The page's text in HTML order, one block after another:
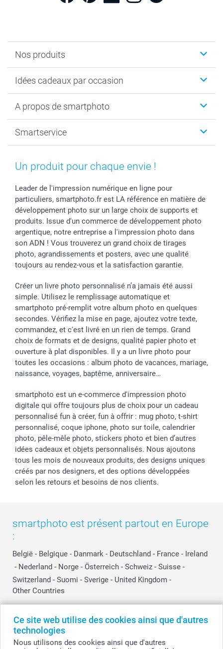
Ce site web utilise des cookies ainsi que d'autres
technologies
Nous utilisons des cookies ainsi que d'autres
Nos produits
Calendrier photo & Agenda photo
Tirage photo & agrandissement
Faire-part & Cartes
Coques smartphone
Stickers & Etiquettes
Cadres photo & accessoires déco
Dénicheur d'idées cadeau
Idées cadeaux par occasion
Anniversaire
Naissance & baptême
Fête des Mères
Fête des Pères
Communion
Baptême
Toussaint
Rentrée des classes
Saint-Valentin
Vacances
A propos de smartphoto
Plan du site
Droit de rétraction
Plaintes
Vie privée
Gestion des cookies
Tarifs
Partenariats & Influence
Investisseurs
Smartservice
Aide
smartbonus
smartfriends
Livraison
Modes de paiement
Grandes quantités
Statut de ma commande
Un produit pour chaque envie !
Leader de l'impression numérique en ligne pour
particuliers, smartphoto.fr est LA référence en matière de
développement photo sur un large choix de supports et
produits. Issue d'un commerce de développement photo
argentique, notre entreprise a l'impression photo dans
son ADN ! Vous trouverez un grand choix de tirages
photo, agrandissements et posters, avec une qualité
toujours au rendez-vous et la satisfaction garantie.
Créer un livre photo personnalisé n’a jamais été aussi
simple. Utilisez le remplissage automatique et
smartphoto pré-remplit votre album photo en quelques
secondes. Vérifiez la mise en page, ajoutez votre texte,
commandez, et c'est livré en un rien de temps. Grand
choix de formats et de designs, qualité papier photo et
ouverture à plat disponibles. Il y a un livre photo pour
toutes les occasions : album photo de vacances, mariage,
naissance, voyages, baptême, anniversaire…
smartphoto est un e-commerce d'impression photo
digitale qui offre toujours plus de choix pour un cadeau
personnalisé fun à créer, fun à offrir : mug photo, t-shirt
personnalisé, coque iphone, photo sur toile, calendrier
photo, pêle-mêle photo, stickers photo et bien d’autres
idées cadeaux et objets personnalisés. Nous ajoutons
tous les mois de nouveaux produits, des designs uniques
créés par nos designers, et des options développées
selon les retours et besoins de nos clients.
smartphoto est présent partout en Europe
:
België - Belgique - Danmark - Deutschland - France - Ireland
- Nederland - Norge - Österreich - Schweiz - Suisse -
Switzerland - Suomi - Sverige - United Kingdom -
Other Countries
Tous les prix sont en EURO (€), TVA incluse et hors frais de port.